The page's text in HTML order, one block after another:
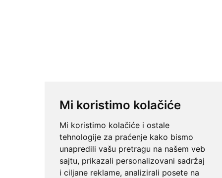
Mi koristimo kolačiće
Mi koristimo kolačiće i ostale
tehnologije za praćenje kako bismo
unapredili vašu pretragu na našem veb
sajtu, prikazali personalizovani sadržaj
i ciljane reklame, analizirali posete na